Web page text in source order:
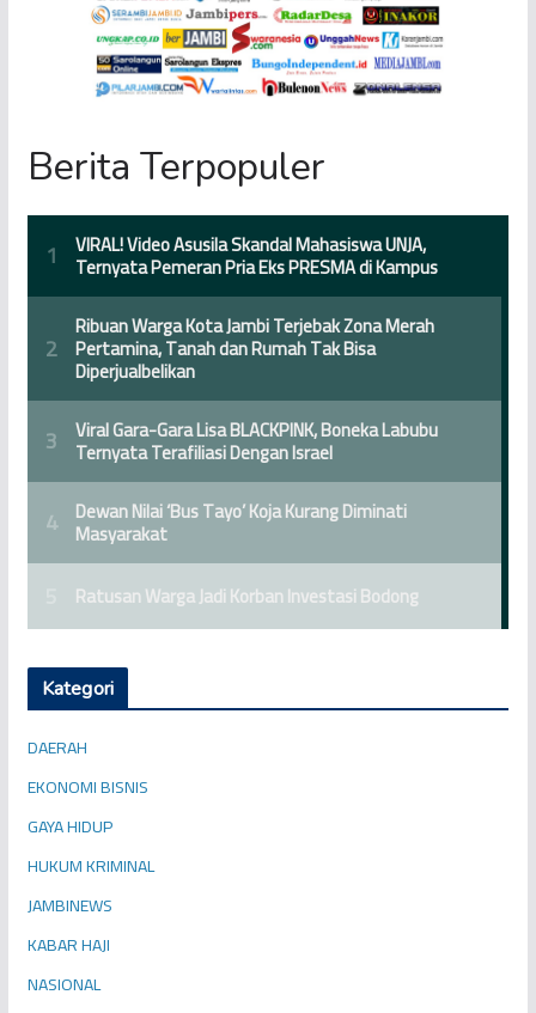
Berita Terpopuler
Kategori
DAERAH
EKONOMI BISNIS
GAYA HIDUP
HUKUM KRIMINAL
JAMBINEWS
KABAR HAJI
NASIONAL